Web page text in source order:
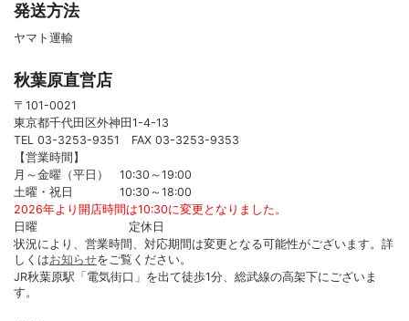
発送方法
ヤマト運輸
秋葉原直営店
〒101-0021
東京都千代田区外神田1-4-13
TEL 03-3253-9351 FAX 03-3253-9353
【営業時間】
月～金曜（平日） 10:30～19:00
土曜・祝日 10:30～18:00
2026年より開店時間は10:30に変更となりました。
日曜 定休日
状況により、営業時間、対応期間は変更となる可能性がございます。詳
しくはお知らせをご覧ください。
JR秋葉原駅「電気街口」を出て徒歩1分、総武線の高架下にございま
す。